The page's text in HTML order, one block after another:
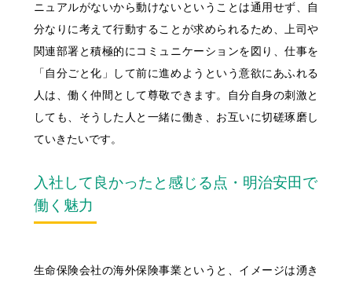
ニュアルがないから動けないということは通用せず、自
分なりに考えて行動することが求められるため、上司や
関連部署と積極的にコミュニケーションを図り、仕事を
「自分ごと化」して前に進めようという意欲にあふれる
人は、働く仲間として尊敬できます。自分自身の刺激と
しても、そうした人と一緒に働き、お互いに切磋琢磨し
ていきたいです。
入社して良かったと感じる点・明治安田で
働く魅力
生命保険会社の海外保険事業というと、イメージは湧き